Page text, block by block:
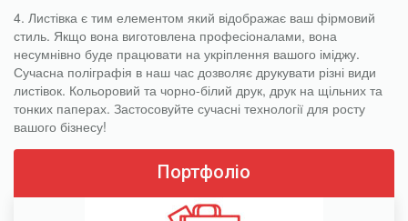
4. Листівка є тим елементом який відображає ваш фірмовий
стиль. Якщо вона виготовлена професіоналами, вона
несумнівно буде працювати на укріплення вашого іміджу.
Сучасна поліграфія в наш час дозволяє друкувати різні види
листівок. Кольоровий та чорно-білий друк, друк на щільних та
тонких паперах. Застосовуйте сучасні технології для росту
вашого бізнесу!
Портфоліо